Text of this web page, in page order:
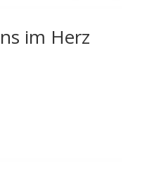
im Herz